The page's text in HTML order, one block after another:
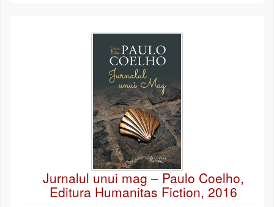
Jurnalul unui mag – Paulo Coelho,
Editura Humanitas Fiction, 2016